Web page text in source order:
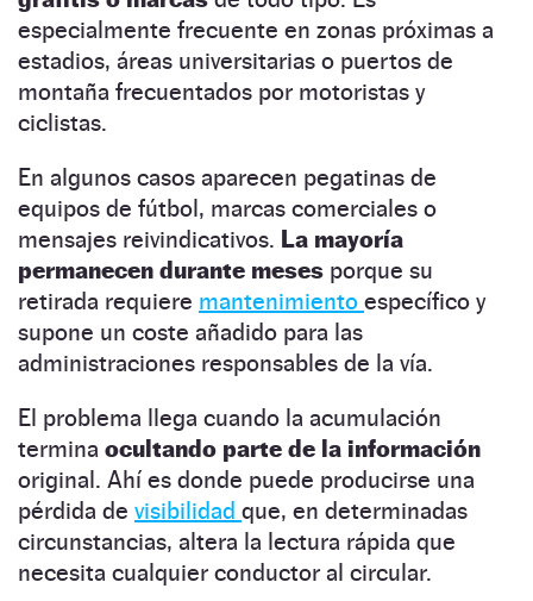
especialmente frecuente en zonas próximas a
estadios, áreas universitarias o puertos de
montaña frecuentados por motoristas y
ciclistas.
En algunos casos aparecen pegatinas de
equipos de fútbol, marcas comerciales o
mensajes reivindicativos. La mayoría
permanecen durante meses porque su
retirada requiere mantenimiento específico y
supone un coste añadido para las
administraciones responsables de la vía.
El problema llega cuando la acumulación
termina ocultando parte de la información
original. Ahí es donde puede producirse una
pérdida de visibilidad que, en determinadas
circunstancias, altera la lectura rápida que
necesita cualquier conductor al circular.